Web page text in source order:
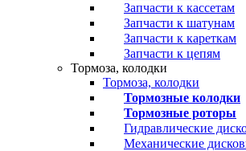
Запчасти к кассетам
Запчасти к шатунам
Запчасти к кареткам
Запчасти к цепям
Тормоза, колодки
Тормоза, колодки
Тормозные колодки
Тормозные роторы
Гидравлические
Механические